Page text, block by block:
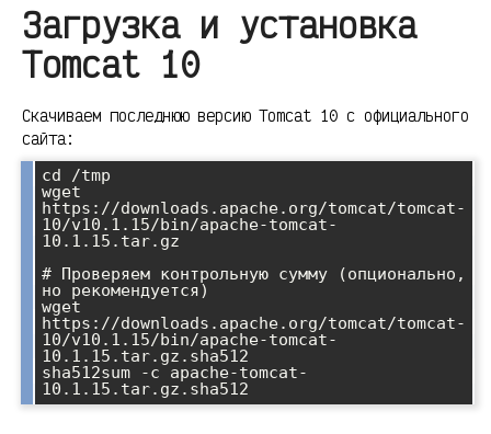
Загрузка и установка
Tomcat 10
Скачиваем последнюю версию Tomcat 10 с официального
сайта:
cd /tmp
wget
https://downloads.apache.org/tomcat/tomcat-
10/v10.1.15/bin/apache-tomcat-
10.1.15.tar.gz
# Проверяем контрольную сумму (опционально,
но рекомендуется)
wget
https://downloads.apache.org/tomcat/tomcat-
10/v10.1.15/bin/apache-tomcat-
10.1.15.tar.gz.sha512
sha512sum -c apache-tomcat-